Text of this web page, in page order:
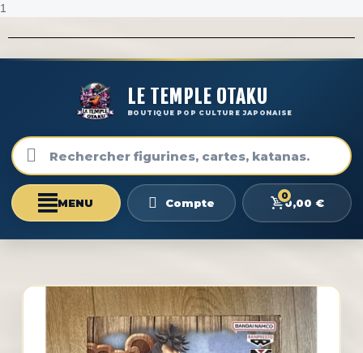
1
LE TEMPLE OTAKU
BOUTIQUE POP CULTURE JAPONAISE
Compte
0
0,00 €